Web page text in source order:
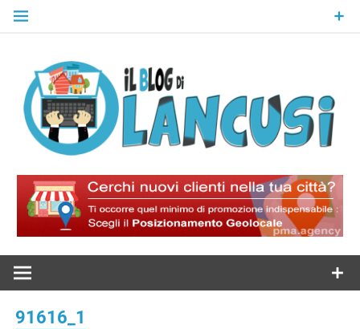
Skip
Il Blog Di
Lancusi
91616_1